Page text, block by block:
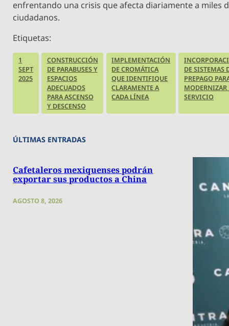
enfrentando una crisis que afecta diariamente a miles
ciudadanos.
Etiquetas:
1
SEPT
2025
CONSTRUCCIÓN
DE PARABUSES Y
ESPACIOS
ADECUADOS
PARA ASCENSO
Y DESCENSO
IMPLEMENTACIÓN
DE CROMÁTICA
QUE IDENTIFIQUE
CLARAMENTE A
CADA LÍNEA
DE SISTEMAS
PREPAGO
MODERNIZAR
SERVICIO
ÚLTIMAS ENTRADAS
Cafetaleros mexiquenses podrán
exportar sus productos a China
AGOSTO 8, 2026